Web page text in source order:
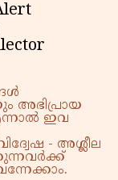
അഭിപ്രായ
ഇവ
- അശ്ലീല